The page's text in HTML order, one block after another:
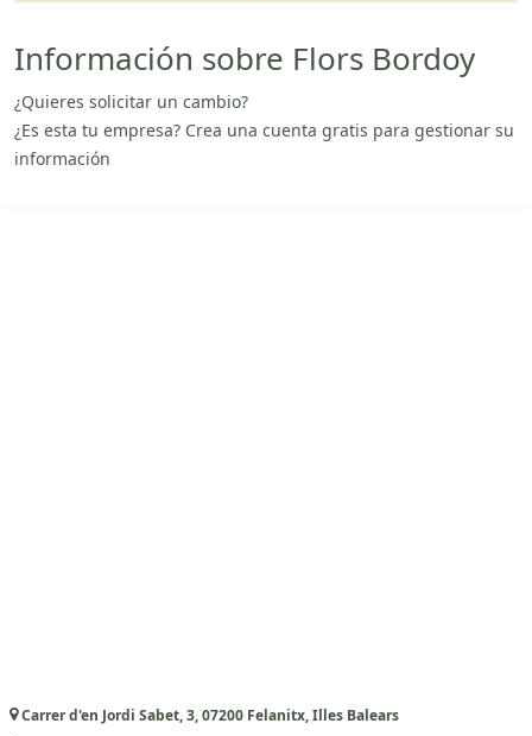
Información sobre Flors Bordoy
¿Quieres solicitar un cambio?
¿Es esta tu empresa? Crea una cuenta gratis para gestionar su
información
Carrer d'en Jordi Sabet, 3, 07200 Felanitx, Illes Balears